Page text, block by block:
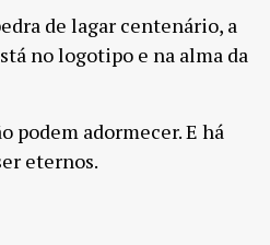
de lagar centenário, a
no logotipo e na alma da
podem adormecer. E há
eternos.